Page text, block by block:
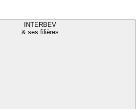
INTERBEV
& ses filières